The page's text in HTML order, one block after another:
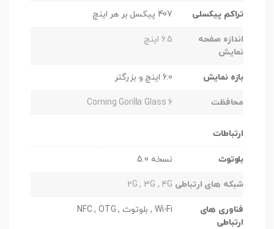
تراکم پیکسلی 407 پیکسل بر هر اینچ
اندازه صفحه
نمایش
6.5 اینچ
بازه نمایش 6.0 اینچ و بزرگتر
محافظت Corning Gorilla Glass 6
ارتباطات
بلوتوث نسخه 5.0
شبکه های ارتباطی 2G , 3G , 4G
فناوری های
ارتباطی
Wi-Fi , بلوتوث , NFC , OTG